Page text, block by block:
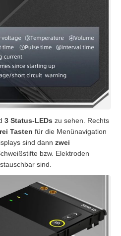
3 Status-LEDs zu sehen. Rechts
Tasten für die Menünavigation
sind dann zwei
bzw. Elektroden
sind.